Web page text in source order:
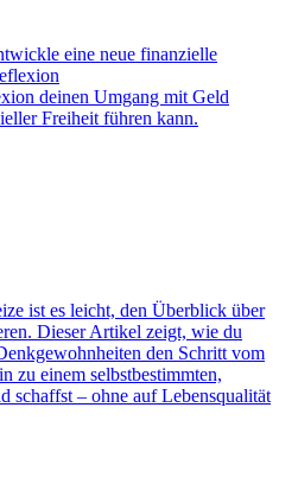
eine neue finanzielle
deinen Umgang mit Geld
Freiheit führen kann.
ist es leicht, den Überblick über
Dieser Artikel zeigt, wie du
den Schritt vom
zu einem selbstbestimmten,
schaffst – ohne auf Lebensqualität